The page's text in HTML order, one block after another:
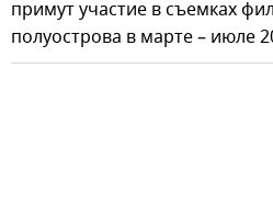
примут участие в съемках
полуострова в марте – июле